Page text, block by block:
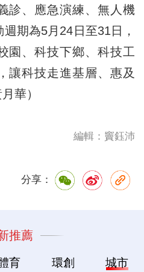
診、應急演練、無人機
期為5月24日至31日，
園、科技下鄉、科技工
讓科技走進基層、惠及
華）
編輯：竇鈺沛
分享：
推薦
育 環創 城市